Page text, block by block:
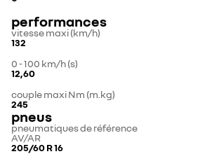
performances
vitesse maxi (km/h)
132
0 - 100 km/h (s)
12,60
couple maxi Nm (m.kg)
245
pneus
pneumatiques de référence
AV/AR
205/60 R 16